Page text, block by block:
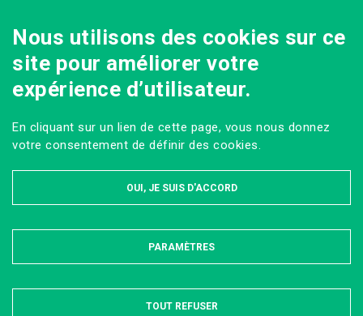
INFODOC
PÔLE IMAGE
PRESSE
Sur les réseaux
MENTIONS LÉGALES ET DONNÉES PERSONNELLES
ACCESSIBILITÉ : PARTIELLEMENT CONFORME
Nous utilisons des cookies sur ce
site pour améliorer votre
expérience d’utilisateur.
En cliquant sur un lien de cette page, vous nous donnez
votre consentement de définir des cookies.
OUI, JE SUIS D'ACCORD
MASQUER
PARAMÈTRES
TOUT REFUSER